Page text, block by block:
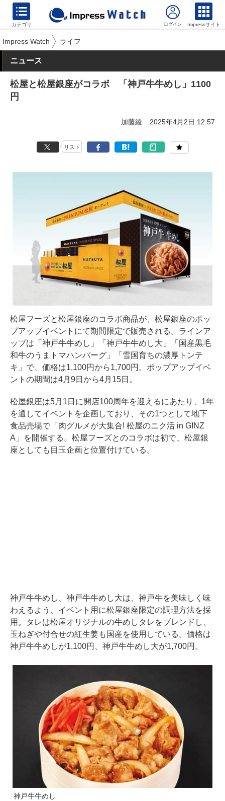
カテゴリ Impressサイト
Impress Watch ライフ
ニュース
松屋と松屋銀座がコラボ 「神戸牛牛めし」1100
円
加藤綾 2025年4月2日 12:57
リスト
松屋フーズと松屋銀座のコラボ商品が、松屋銀座のポッ
プアップイベントにて期間限定で販売される。ラインア
ップは「神戸牛牛めし」「神戸牛牛めし大」「国産黒毛
和牛のうまトマハンバーグ」「雪国育ちの濃厚トンテ
キ」で、価格は1,100円から1,700円。ポップアップイベ
ントの期間は4月9日から4月15日。
松屋銀座は5月1日に開店100周年を迎えるにあたり、1年
を通してイベントを企画しており、その1つとして地下
食品売場で「肉グルメが大集合! 松屋のニク活 in GINZ
A」を開催する。松屋フーズとのコラボは初で、松屋銀
座としても目玉企画と位置付けている。
神戸牛牛めし、神戸牛牛めし大は、神戸牛を美味しく味
わえるよう、イベント用に松屋銀座限定の調理方法を採
用。タレは松屋オリジナルの牛めしタレをブレンドし、
玉ねぎや付合せの紅生姜も国産を使用している。価格は
神戸牛牛めしが1,100円、神戸牛牛めし大が1,700円。
神戸牛牛めし